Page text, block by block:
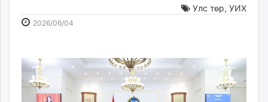
Baabar.mn
mnb.mn
Livetv.mn
Eguur.mn
Улс төр, УИХ
2026/06/04
16:28:58
03:09:51